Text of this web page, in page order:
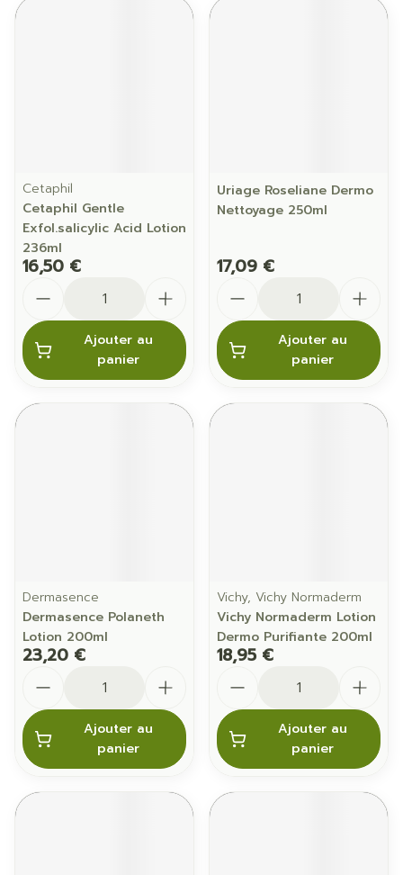
Cetaphil
Cetaphil Gentle
Exfol.salicylic Acid Lotion
236ml
16,50 €
Ajouter au
panier
Uriage Roseliane Dermo
Nettoyage 250ml
17,09 €
Ajouter au
panier
Dermasence
Dermasence Polaneth
Lotion 200ml
23,20 €
Ajouter au
panier
Vichy, Vichy Normaderm
Vichy Normaderm Lotion
Dermo Purifiante 200ml
18,95 €
Ajouter au
panier